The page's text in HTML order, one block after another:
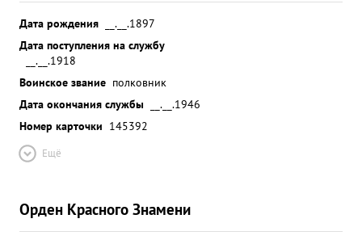
Дата рождения
__.__.1897
Дата поступления на службу
__.__.1918
Воинское звание полковник
Дата окончания службы
__.__.1946
Номер карточки 145392
Ещё
Орден Красного Знамени